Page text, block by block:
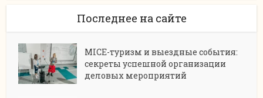
Последнее на сайте
MICE-туризм и выездные события:
секреты успешной организации
деловых мероприятий